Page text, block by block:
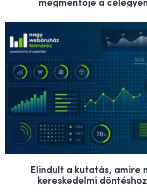
Elindult a kutatás, amire
kereskedelmi